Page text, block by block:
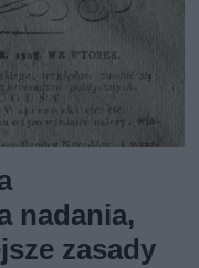
nadania,
zasady